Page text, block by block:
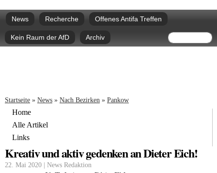
zum
Hauptmenü
News Recherche Offenes Antifa Treffen
Kein Raum der AfD Archiv Suche
Sie sind hier
Startseite » News » Nach Bezirken » Pankow
Home
Alle Artikel
Links
Kreativ und aktiv gedenken an Dieter Eich!
22. Mai 2020 | News Redaktion